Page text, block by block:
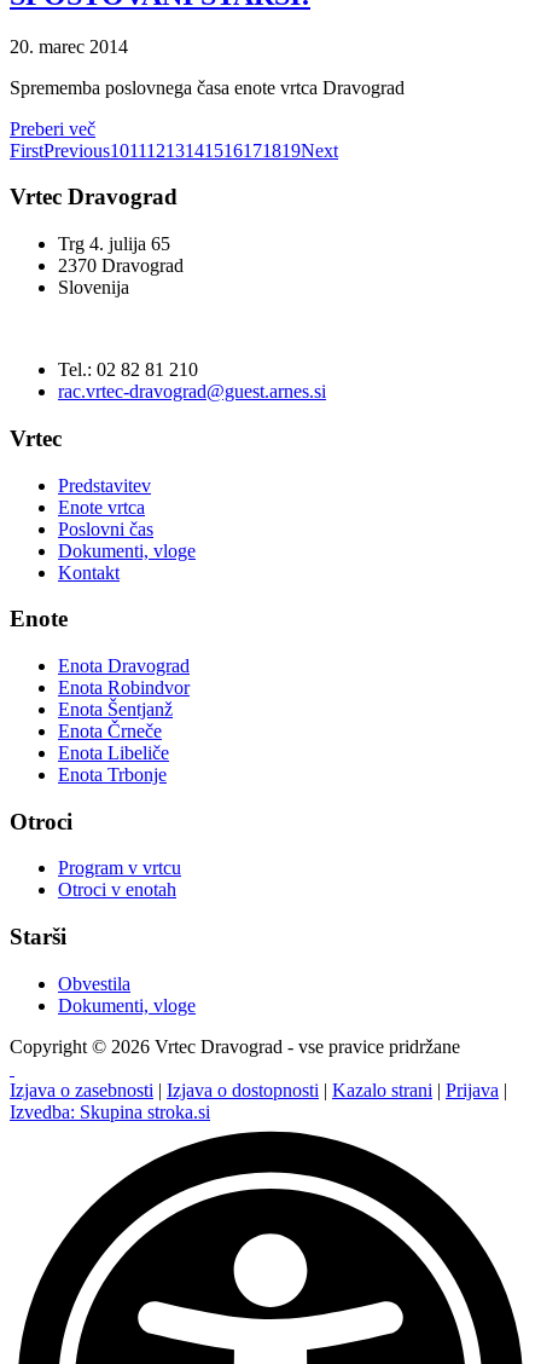
20. marec 2014
Sprememba poslovnega časa enote vrtca Dravograd
Preberi več
FirstPrevious10111213141516171819Next
Vrtec Dravograd
Trg 4. julija 65
2370 Dravograd
Slovenija
Tel.: 02 82 81 210
rac.vrtec-dravograd@guest.arnes.si
Vrtec
Predstavitev
Enote vrtca
Poslovni čas
Dokumenti, vloge
Kontakt
Enote
Enota Dravograd
Enota Robindvor
Enota Šentjanž
Enota Črneče
Enota Libeliče
Enota Trbonje
Otroci
Program v vrtcu
Otroci v enotah
Starši
Obvestila
Dokumenti, vloge
Copyright © 2026 Vrtec Dravograd - vse pravice pridržane
Izjava o zasebnosti | Izjava o dostopnosti | Kazalo strani | Prijava |
Izvedba: Skupina stroka.si